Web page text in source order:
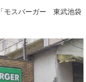
モスバーガー 東武池袋